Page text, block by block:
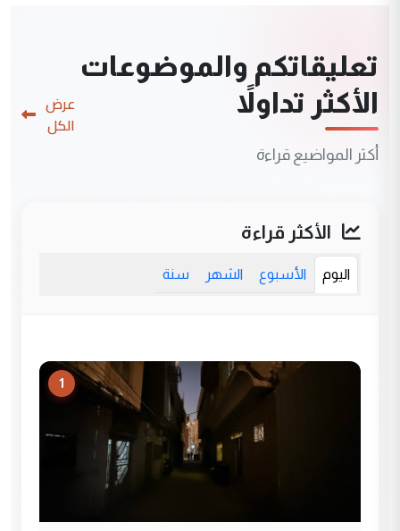
تعليقاتكم والموضوعات
الأكثر تداولاً
أكثر المواضيع قراءة
عرض
الكل
الأكثر قراءة
اليوم الأسبوع الشهر سنة
1